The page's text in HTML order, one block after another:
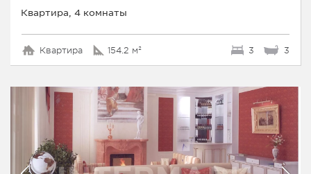
Квартира, 4 комнаты
Квартира 154.2 м² 3 3